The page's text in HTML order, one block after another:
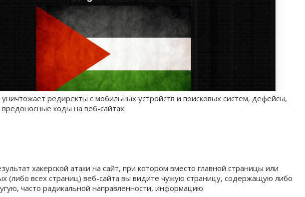
редиректы с мобильных устройств и поисковых систем, дефейсы,
коды на веб-сайтах.
хакерской атаки на сайт, при котором вместо главной страницы или
(либо всех страниц) веб-сайта вы видите чужую страницу, содержащую либо
часто радикальной направленности, информацию.